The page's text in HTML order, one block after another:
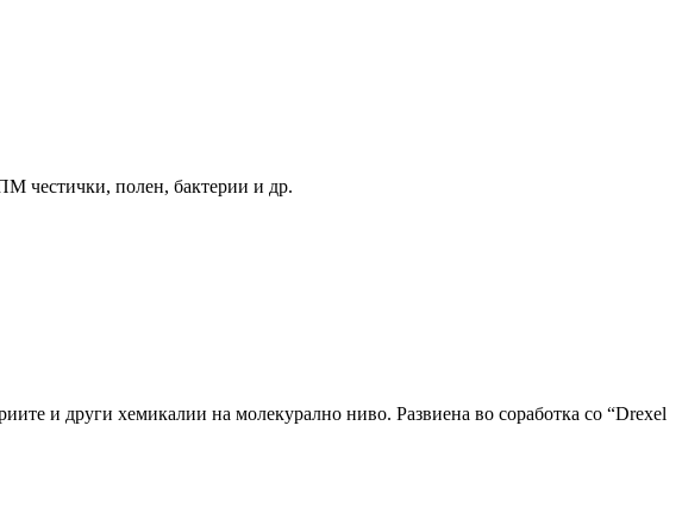
честички, полен, бактерии и др.
и други хемикалии на молекурално ниво. Развиена во соработка со “Drexel